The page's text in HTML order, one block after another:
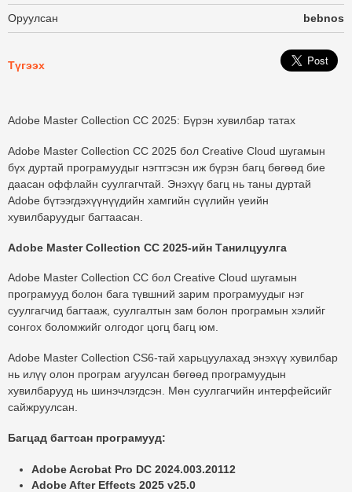
Оруулсан bebnos
Түгээх
Adobe Master Collection CC 2025: Бүрэн хувилбар татах
Adobe Master Collection CC 2025 бол Creative Cloud шугамын
бүх дуртай програмуудыг нэгтгэсэн иж бүрэн багц бөгөөд бие
даасан оффлайн суулгагчтай. Энэхүү багц нь таны дуртай
Adobe бүтээгдэхүүнүүдийн хамгийн сүүлийн үеийн
хувилбаруудыг багтаасан.
Adobe Master Collection CC 2025-ийн Танилцуулга
Adobe Master Collection CC бол Creative Cloud шугамын
програмууд болон бага түвшний зарим програмуудыг нэг
суулгагчид багтааж, суулгалтын зам болон програмын хэлийг
сонгох боломжийг олгодог цогц багц юм.
Adobe Master Collection CS6-тай харьцуулахад энэхүү хувилбар
нь илүү олон програм агуулсан бөгөөд програмуудын
хувилбарууд нь шинэчлэгдсэн. Мөн суулгагчийн интерфейсийг
сайжруулсан.
Багцад багтсан програмууд:
Adobe Acrobat Pro DC 2024.003.20112
Adobe After Effects 2025 v25.0